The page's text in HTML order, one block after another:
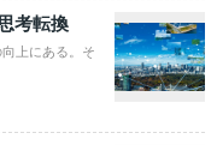
考転換
上にある。そ